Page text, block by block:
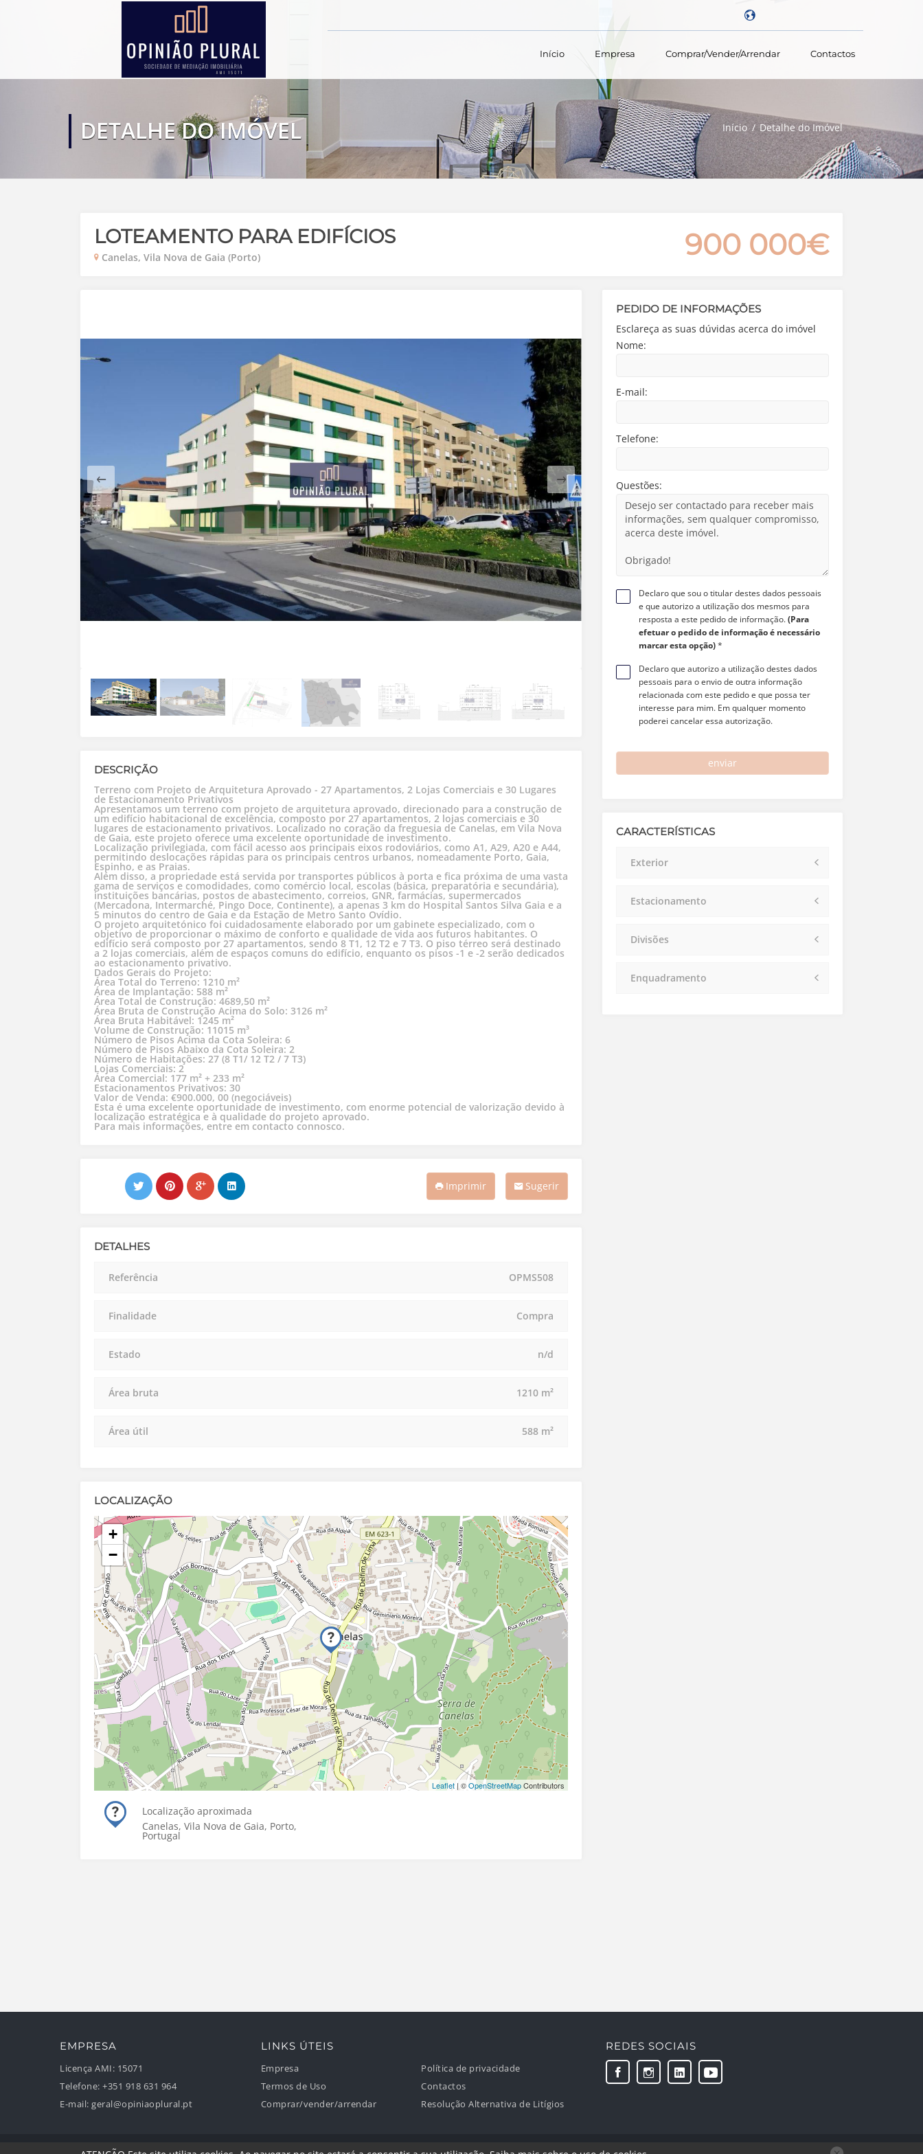
Início Empresa Comprar/vender/arrendar Contactos
DETALHE DO IMÓVEL Início Detalhe do Imóvel
LOTEAMENTO PARA EDIFÍCIOS
Canelas, Vila Nova de Gaia (Porto) 900 000€
DESCRIÇÃO
Terreno com Projeto de Arquitetura Aprovado - 27 Apartamentos, 2 Lojas Comerciais e 30 Lugares
de Estacionamento Privativos
Apresentamos um terreno com projeto de arquitetura aprovado, direcionado para a construção de
um edifício habitacional de excelência, composto por 27 apartamentos, 2 lojas comerciais e 30
lugares de estacionamento privativos. Localizado no coração da freguesia de Canelas, em Vila Nova
de Gaia, este projeto oferece uma excelente oportunidade de investimento.
Localização privilegiada, com fácil acesso aos principais eixos rodoviários, como A1, A29, A20 e A44,
permitindo deslocações rápidas para os principais centros urbanos, nomeadamente Porto, Gaia,
Espinho, e as Praias.
Além disso, a propriedade está servida por transportes públicos à porta e fica próxima de uma vasta
gama de serviços e comodidades, como comércio local, escolas (básica, preparatória e secundária),
instituições bancárias, postos de abastecimento, correios, GNR, farmácias, supermercados
(Mercadona, Intermarché, Pingo Doce, Continente), a apenas 3 km do Hospital Santos Silva Gaia e a
5 minutos do centro de Gaia e da Estação de Metro Santo Ovídio.
O projeto arquitetónico foi cuidadosamente elaborado por um gabinete especializado, com o
objetivo de proporcionar o máximo de conforto e qualidade de vida aos futuros habitantes. O
edifício será composto por 27 apartamentos, sendo 8 T1, 12 T2 e 7 T3. O piso térreo será destinado
a 2 lojas comerciais, além de espaços comuns do edifício, enquanto os pisos -1 e -2 serão dedicados
ao estacionamento privativo.
Dados Gerais do Projeto:
Área Total do Terreno: 1210 m²
Área de Implantação: 588 m²
Área Total de Construção: 4689,50 m²
Área Bruta de Construção Acima do Solo: 3126 m²
Área Bruta Habitável: 1245 m²
Volume de Construção: 11015 m³
Número de Pisos Acima da Cota Soleira: 6
Número de Pisos Abaixo da Cota Soleira: 2
Número de Habitações: 27 (8 T1/ 12 T2 / 7 T3)
Lojas Comerciais: 2
Área Comercial: 177 m² + 233 m²
Estacionamentos Privativos: 30
Valor de Venda: €900.000, 00 (negociáveis)
Esta é uma excelente oportunidade de investimento, com enorme potencial de valorização devido à
localização estratégica e à qualidade do projeto aprovado.
Para mais informações, entre em contacto connosco.
Sugerir
Imprimir
DETALHES
Referência OPMS508
Finalidade Compra
Estado n/d
Área bruta 1210 m²
Área útil 588 m²
LOCALIZAÇÃO
+
−
Leaflet | ©OpenStreetMapContributors
Localização aproximada
Canelas, Vila Nova de Gaia, Porto,
Portugal
PEDIDO DE INFORMAÇÕES
Esclareça as suas dúvidas acerca do imóvel
Nome:
E-mail:
Telefone:
Questões:
Declaro que sou o titular destes dados pessoais
e que autorizo a utilização dos mesmos para
resposta a este pedido de informação.(Para
efetuar o pedido de informação é necessário
marcar esta opção)*
Declaro que autorizo a utilização destes dados
pessoais para o envio de outra informação
relacionada com este pedido e que possa ter
interesse para mim. Em qualquer momento
poderei cancelar essa autorização.
enviar
CARACTERÍSTICAS
Exterior
Estacionamento
Divisões
Enquadramento
EMPRESA
Licença AMI: 15071
Telefone: +351 918 631 964
E-mail: geral@opiniaoplural.pt
LINKS ÚTEIS
Empresa
Termos de Uso
Comprar/vender/arrendar
Política de privacidade
Contactos
Resolução Alternativa de Litígios
REDES SOCIAIS
© 2026 Opinião Plural - Mediação Imobiliária, Lda ®. Todos os direitos reservados.